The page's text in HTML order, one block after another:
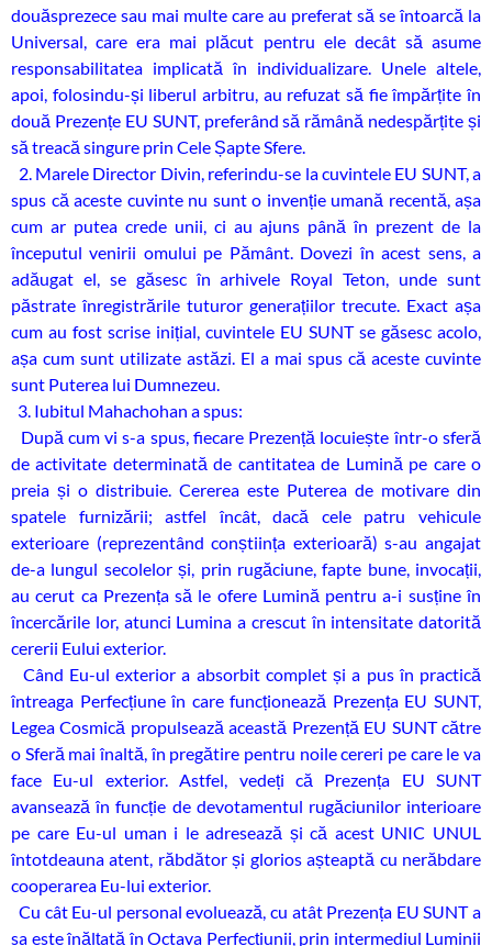
douăsprezece sau mai multe care au preferat să se întoarcă la
Universal, care era mai plăcut pentru ele decât să asume
responsabilitatea implicată în individualizare. Unele altele,
apoi, folosindu-și liberul arbitru, au refuzat să fie împărțite în
două Prezențe EU SUNT, preferând să rămână nedespărțite și
să treacă singure prin Cele Șapte Sfere.
2. Marele Director Divin, referindu-se la cuvintele EU SUNT, a
spus că aceste cuvinte nu sunt o invenție umană recentă, așa
cum ar putea crede unii, ci au ajuns până în prezent de la
începutul venirii omului pe Pământ. Dovezi în acest sens, a
adăugat el, se găsesc în arhivele Royal Teton, unde sunt
păstrate înregistrările tuturor generațiilor trecute. Exact așa
cum au fost scrise inițial, cuvintele EU SUNT se găsesc acolo,
așa cum sunt utilizate astăzi. El a mai spus că aceste cuvinte
sunt Puterea lui Dumnezeu.
3. Iubitul Mahachohan a spus:
După cum vi s-a spus, fiecare Prezență locuiește într-o sferă
de activitate determinată de cantitatea de Lumină pe care o
preia și o distribuie. Cererea este Puterea de motivare din
spatele furnizării; astfel încât, dacă cele patru vehicule
exterioare (reprezentând conștiința exterioară) s-au angajat
de-a lungul secolelor și, prin rugăciune, fapte bune, invocații,
au cerut ca Prezența să le ofere Lumină pentru a-i susține în
încercările lor, atunci Lumina a crescut în intensitate datorită
cererii Eului exterior.
Când Eu-ul exterior a absorbit complet și a pus în practică
întreaga Perfecțiune în care funcționează Prezența EU SUNT,
Legea Cosmică propulsează această Prezență EU SUNT către
o Sferă mai înaltă, în pregătire pentru noile cereri pe care le va
face Eu-ul exterior. Astfel, vedeți că Prezența EU SUNT
avansează în funcție de devotamentul rugăciunilor interioare
pe care Eu-ul uman i le adresează și că acest UNIC UNUL
întotdeauna atent, răbdător și glorios așteaptă cu nerăbdare
cooperarea Eu-lui exterior.
Cu cât Eu-ul personal evoluează, cu atât Prezența EU SUNT a
sa este înălțată în Octava Perfecțiunii, prin intermediul Luminii